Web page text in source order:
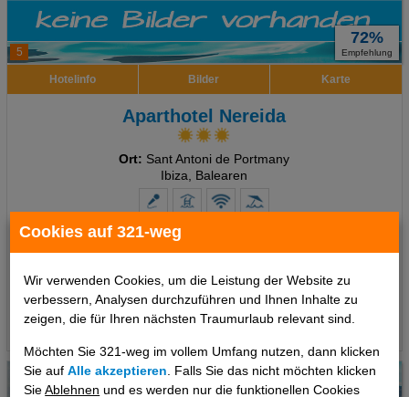
Cookies auf 321-weg
Wir verwenden Cookies, um die Leistung der Website zu
verbessern, Analysen durchzuführen und Ihnen Inhalte zu
zeigen, die für Ihren nächsten Traumurlaub relevant sind.
Möchten Sie 321-weg im vollem Umfang nutzen, dann klicken
Sie aufAlle akzeptieren . Falls Sie das nicht möchten klicken
SieAblehnen und es werden nur die funktionellen Cookies
5
72%
Empfehlung
Hotelinfo Bilder Karte
Aparthotel Nereida
Ort: Sant Antoni de Portmany
Ibiza, Balearen
7 Tage, Studio, Frühstück
pro Person
Termine